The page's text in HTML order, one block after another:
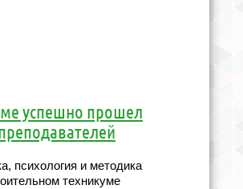
успешно прошел
психология и методика
техникуме